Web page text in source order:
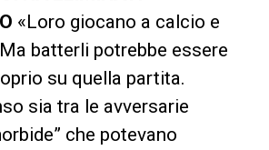
«Loro giocano a calcio e
batterli potrebbe essere
su quella partita.
sia tra le avversarie
che potevano